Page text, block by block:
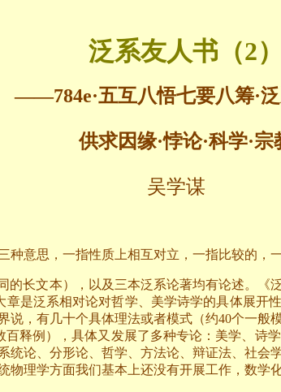
泛系友人书（2）
——784e·五互八悟七要八筹·
供求因缘·悖论·科学·宗
吴学谋
意思，一指性质上相互对立，一指比较的，
长文本），以及三本泛系论著均有论述。
章是泛系相对论对哲学、美学诗学的具体展
，有几十个具体理法或者模式（约40个一
释例），具体又发展了多种专论：美学、
统论、分形论、哲学、方法论、辩证法、社
理学方面我们基本上还没有开展工作，数学